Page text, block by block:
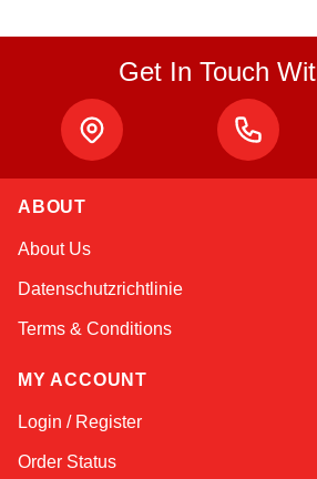
Get In Touch
ABOUT
About Us
Datenschutzrichtlinie
Terms & Conditions
MY ACCOUNT
Login / Register
Order Status